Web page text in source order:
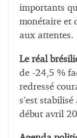
importants
monétaire et
aux attentes.
Le réal
de -24,5 %
redressé
s’est
début avril